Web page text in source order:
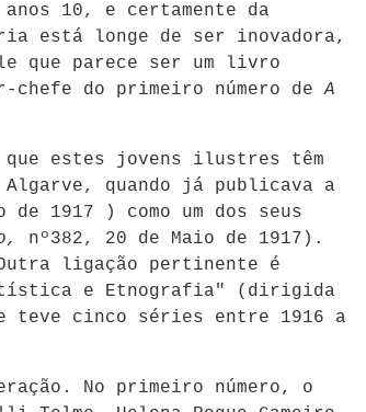
10, e certamente da
está longe de ser inovadora,
que parece ser um livro
chefe do primeiro número deA
estes jovens ilustres têm
quando já publicava a
1917 ) como um dos seus
nº382, 20 de Maio de 1917).
ligação pertinente é
e Etnografia" (dirigida
teve cinco séries entre 1916 a
No primeiro número, o